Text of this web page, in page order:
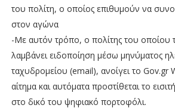
του πολίτη, ο οποίος επιθυμούν να
στον αγώνα
-Με αυτόν τρόπο, ο πολίτης του
λαμβάνει ειδοποίηση μέσω μηνύματος
ταχυδρομείου (email), ανοίγει το Gov.gr
αίτημα και αυτόματα προστίθεται το
στο δικό του ψηφιακό πορτοφόλι.